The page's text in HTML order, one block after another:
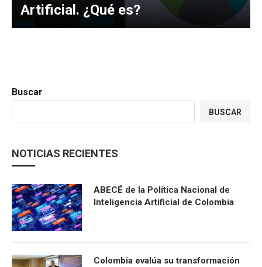
Artificial. ¿Qué es?
Buscar
BUSCAR
NOTICIAS RECIENTES
ABECÉ de la Política Nacional de
Inteligencia Artificial de Colombia
Colombia evalúa su transformación